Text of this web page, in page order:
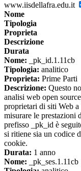
www.iisdellafra.edu.it
Nome
Tipologia
Proprieta
Descrizione
Durata
Nome: _pk_id.1.11cb
Tipologia: analitico
Proprieta: Prime Parti
Descrizione: Questo
analisi web open
proprietari di siti Web
misurare le prestazioni
prefisso _pk_id è
si ritiene sia un codice
cookie.
Durata: 1 anno
Nome: _pk_ses.1.11cb